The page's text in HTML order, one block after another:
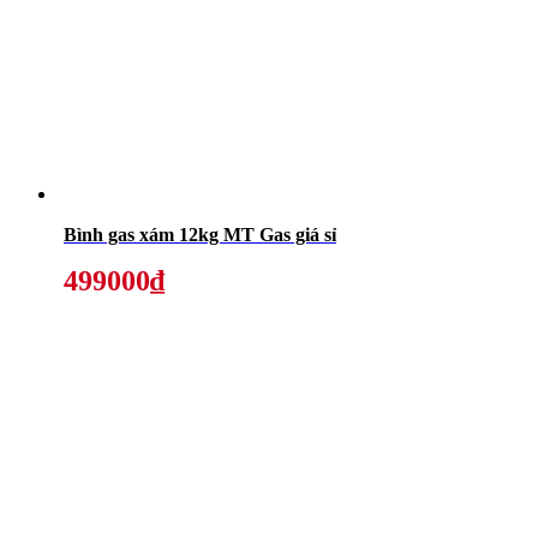
Bình gas xám 12kg MT Gas giá sỉ
499000₫